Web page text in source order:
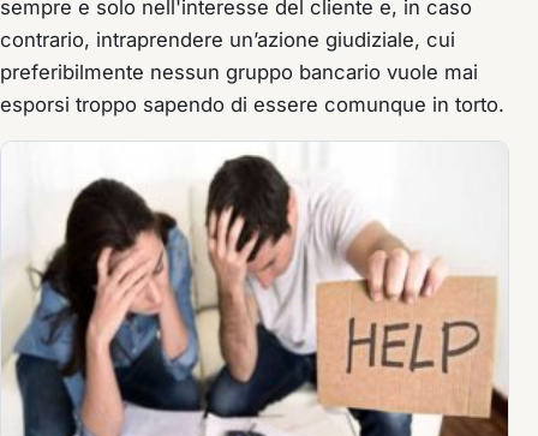
sempre e solo nell'interesse del cliente e, in caso
contrario, intraprendere un’azione giudiziale, cui
preferibilmente nessun gruppo bancario vuole mai
esporsi troppo sapendo di essere comunque in torto.